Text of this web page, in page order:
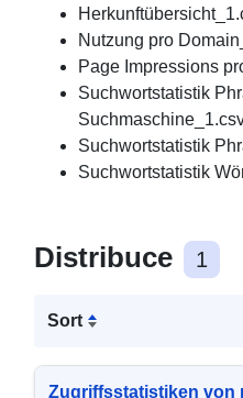
Nutzung pro
Page Impressions
Suchwortstatistik
Suchwortstatistik
Suchwortstatistik
Distribuce 1
Sort
Zugriffsstatistiken von